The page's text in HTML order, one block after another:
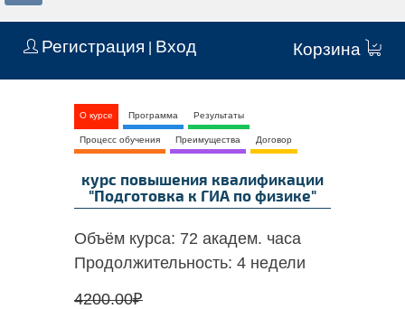
Регистрация Вход Корзина
О курсе Программа Результаты
Процесс обучения Преимущества Договор
курс повышения квалификации
"Подготовка к ГИА по физике"
Объём курса: 72 академ. часа
Продолжительность: 4 недели
4200.00₽